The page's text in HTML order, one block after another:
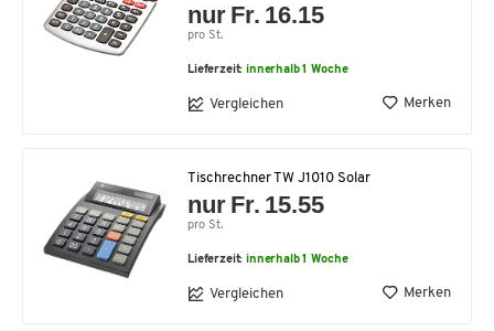
nur Fr. 16.15
pro St.
Lieferzeit:innerhalb 1 Woche
Vergleichen Merken
Tischrechner TW J1010 Solar
nur Fr. 15.55
pro St.
Lieferzeit:innerhalb 1 Woche
Vergleichen Merken